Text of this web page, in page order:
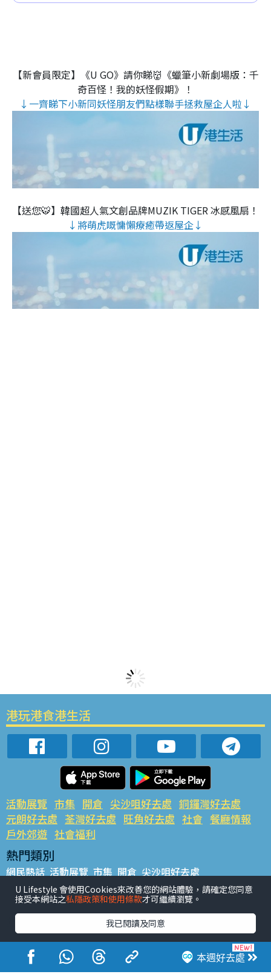
【新會員限定】《U GO》請你睇👹《蠟筆小新劇場版：千
奇百怪！我的妖怪假期》！
↓一齊睇下小新同妖怪朋友們點樣聯手拯救屋企人啦↓
【送您🐯】韓國超人氣文創品牌MUZIK TIGER 冰感風扇！
↓將萌虎嘅慵懶療癒帶返屋企↓
本週好去處
港玩港食港生活
活動展覽 市集 開倉 尖沙咀好去處 銅鑼灣好去處
元朗好去處 荃灣好去處 旺角好去處 社會 餐廳情報
戶外郊遊 社會福利
熱門類別
網民熱話 活動展覽 市集 開倉 尖沙咀好去處
銅鑼灣好去處 元朗好去處 荃灣好去處 旺角好去處 社會
餐廳情報 戶外郊遊
熱門標籤
#UGO搵好去處 #人氣活動推介 #美食社群熱話
#親子玩樂好去處
#ULifestyle應用程式
#限時搶
#UJetso禮物放送
#ULifestyle商戶中心 #著數
U Lifestyle 會使用Cookies來改善您的網站體驗，請確定您同意
接受本網站之私隱政策和使用條款才可繼續瀏覽。
我已閱讀及同意